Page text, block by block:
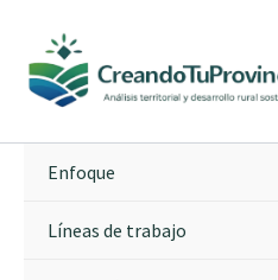
contenido
Enfoque
Líneas de trabajo